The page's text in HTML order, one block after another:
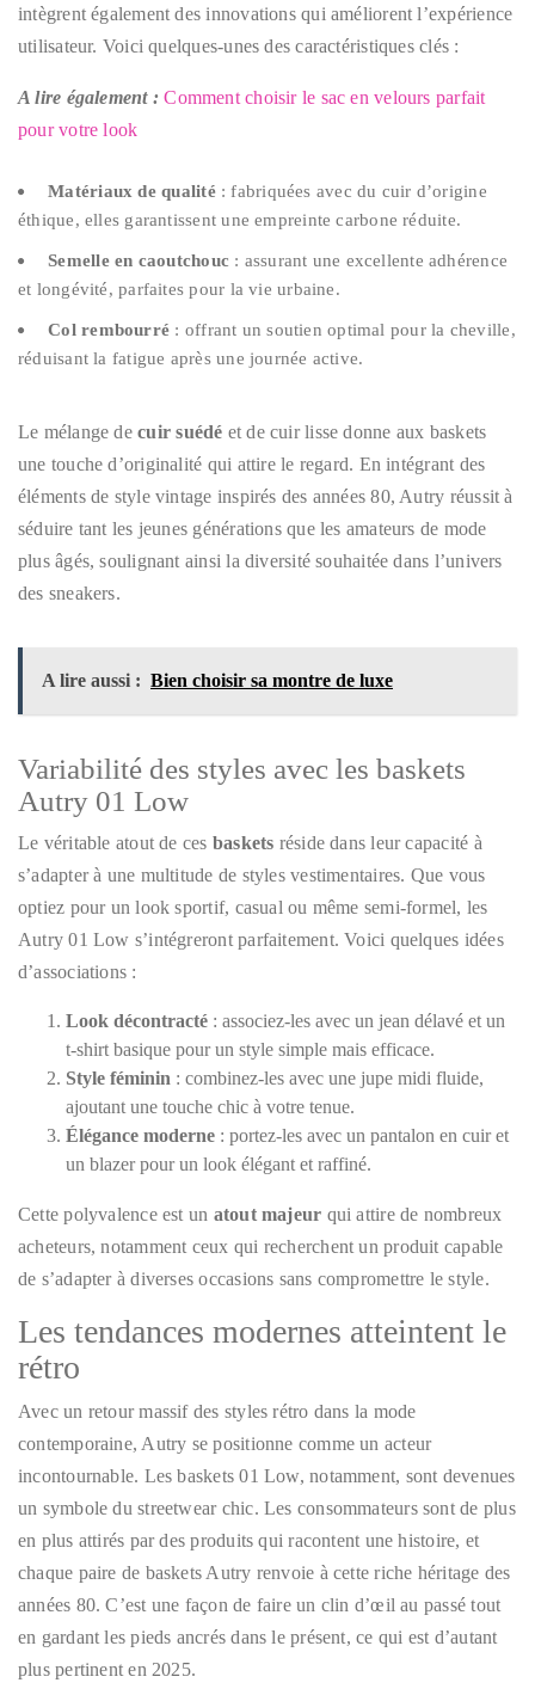
intègrent également des innovations qui améliorent l’expérience
utilisateur. Voici quelques-unes des caractéristiques clés :
A lire également : Comment choisir le sac en velours parfait
pour votre look
Matériaux de qualité: fabriquées avec du cuir d’origine
éthique, elles garantissent une empreinte carbone réduite.
Semelle en caoutchouc : assurant une excellente adhérence
et longévité, parfaites pour la vie urbaine.
Col rembourré : offrant un soutien optimal pour la cheville,
réduisant la fatigue après une journée active.
Le mélange decuir suédé et de cuir lisse donne aux baskets
une touche d’originalité qui attire le regard. En intégrant des
éléments de style vintage inspirés des années 80, Autry réussit à
séduire tant les jeunes générations que les amateurs de mode
plus âgés, soulignant ainsi la diversité souhaitée dans l’univers
des sneakers.
A lire aussi : Bien choisir sa montre de luxe
Variabilité des styles avec les baskets
Autry 01 Low
Le véritable atout de ces baskets réside dans leur capacité à
s’adapter à une multitude de styles vestimentaires. Que vous
optiez pour un look sportif, casual ou même semi-formel, les
Autry 01 Low s’intégreront parfaitement. Voici quelques idées
d’associations :
Look décontracté : associez-les avec un jean délavé et un
t-shirt basique pour un style simple mais efficace.
Style féminin : combinez-les avec une jupe midi fluide,
ajoutant une touche chic à votre tenue.
Élégance moderne : portez-les avec un pantalon en cuir et
un blazer pour un look élégant et raffiné.
Cette polyvalence est un atout majeur qui attire de nombreux
acheteurs, notamment ceux qui recherchent un produit capable
de s’adapter à diverses occasions sans compromettre le style.
Les tendances modernes atteintent le
rétro
Avec un retour massif des styles rétro dans la mode
contemporaine, Autry se positionne comme un acteur
incontournable. Les baskets 01 Low, notamment, sont devenues
un symbole du streetwear chic. Les consommateurs sont de plus
en plus attirés par des produits qui racontent une histoire, et
chaque paire de baskets Autry renvoie à cette riche héritage des
années 80. C’est une façon de faire un clin d’œil au passé tout
en gardant les pieds ancrés dans le présent, ce qui est d’autant
plus pertinent en 2025.